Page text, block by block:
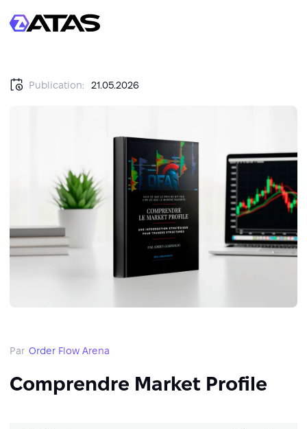
Publication: 21.05.2026
Par Order Flow Arena
Comprendre Market Profile